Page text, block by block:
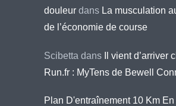
douleur dans La musculation
de l’économie de course
Scibetta dans
Il vient d’arriver
Run.fr : MyTens de Bewell
Plan D'entraînement 10 Km